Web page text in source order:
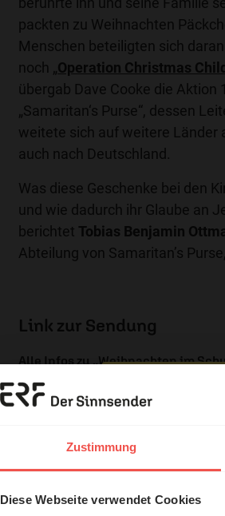
Zustimmung
Diese Webseite verwendet Cookies
packten zu Weihnachten
Menschen beteiligten sich
noch „Operation Christmas
übergab Dave Cooke die
„Samaritan‘s Purse“, dessen
weitete sich auf weitere Länder
auch nach Deutschland.
Was diese Geschenke bei den
und wie dadurch ihr Glaube an
berichtet Tobias Benjamin
Abteilung von Samaritan’s
Link zur Sendung
Alle Infos zu „Weihnachten im
Nutzungsrechte Erzähl mal!
Das erleben
und Hörer mit